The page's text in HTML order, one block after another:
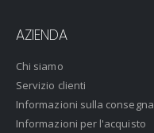
AZIENDA
Chi siamo
Servizio clienti
Informazioni sulla consegna
Informazioni per l'acquisto